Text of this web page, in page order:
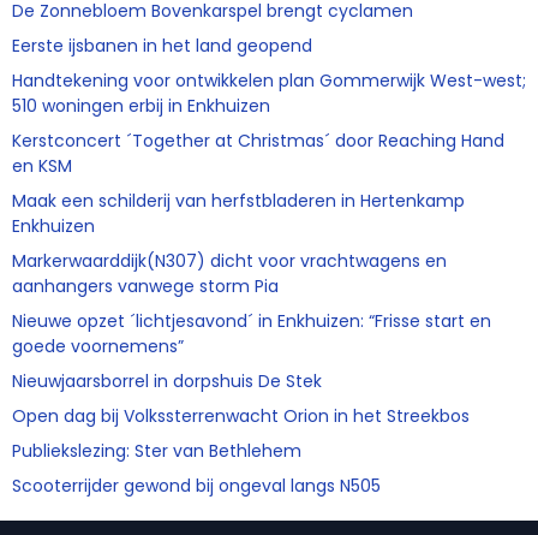
De Zonnebloem Bovenkarspel brengt cyclamen
Eerste ijsbanen in het land geopend
Handtekening voor ontwikkelen plan Gommerwijk West-west;
510 woningen erbij in Enkhuizen
Kerstconcert ´Together at Christmas´ door Reaching Hand
en KSM
Maak een schilderij van herfstbladeren in Hertenkamp
Enkhuizen
Markerwaarddijk(N307) dicht voor vrachtwagens en
aanhangers vanwege storm Pia
Nieuwe opzet ´lichtjesavond´ in Enkhuizen: “Frisse start en
goede voornemens”
Nieuwjaarsborrel in dorpshuis De Stek
Open dag bij Volkssterrenwacht Orion in het Streekbos
Publiekslezing: Ster van Bethlehem
Scooterrijder gewond bij ongeval langs N505